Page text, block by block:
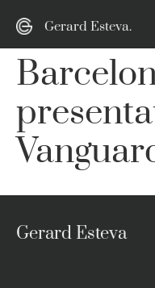
Gerard Esteva.
Gerard Esteva